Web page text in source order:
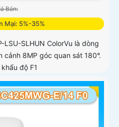
Bán:
Mại: 5%-35%
LSU-SLHUN ColorVu là dòng
8MP góc quan sát 180°.
độ F1